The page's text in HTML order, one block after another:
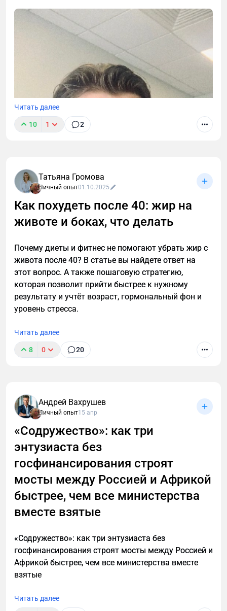
Читать далее
10 1 2
Татьяна Громова
Личный опыт01.10.2025
Как похудеть после 40: жир на
животе и боках, что делать
Почему диеты и фитнес не помогают убрать жир с
живота после 40? В статье вы найдете ответ на
этот вопрос. А также пошаговую стратегию,
которая позволит прийти быстрее к нужному
результату и учтёт возраст, гормональный фон и
уровень стресса.
Читать далее
8 0 20
Андрей Вахрушев
Личный опыт15 апр
«Содружество»: как три
энтузиаста без
госфинансирования строят
мосты между Россией и Африкой
быстрее, чем все министерства
вместе взятые
«Содружество»: как три энтузиаста без
госфинансирования строят мосты между Россией и
Африкой быстрее, чем все министерства вместе
взятые
Читать далее